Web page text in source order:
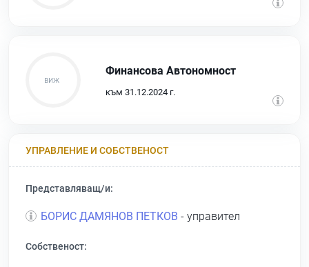
Финансова Автономност
към 31.12.2024 г.
УПРАВЛЕНИЕ И СОБСТВЕНОСТ
Представляващ/и:
БОРИС ДАМЯНОВ ПЕТКОВ - управител
Собственост: